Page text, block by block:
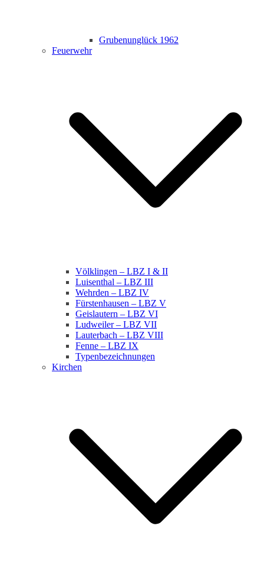
Grubenunglück 1962
Feuerwehr
Völklingen – LBZ I & II
Luisenthal – LBZ III
Wehrden – LBZ IV
Fürstenhausen – LBZ V
Geislautern – LBZ VI
Ludweiler – LBZ VII
Lauterbach – LBZ VIII
Fenne – LBZ IX
Typenbezeichnungen
Kirchen